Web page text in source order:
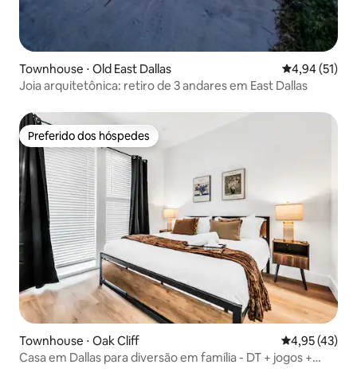
Townhouse ⋅ Old East Dallas 4,94 de uma
4,94 (51)
Joia arquitetônica: retiro de 3 andares em East Dallas
Preferido dos hóspedes
Preferido dos hóspedes
Townhouse ⋅ Oak Cliff 4,95 de uma
4,95 (43)
Casa em Dallas para diversão em família - DT + jogos +